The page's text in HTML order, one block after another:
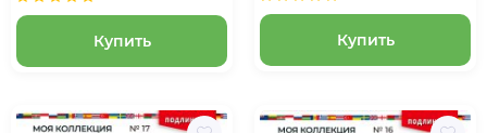
Купить Купить